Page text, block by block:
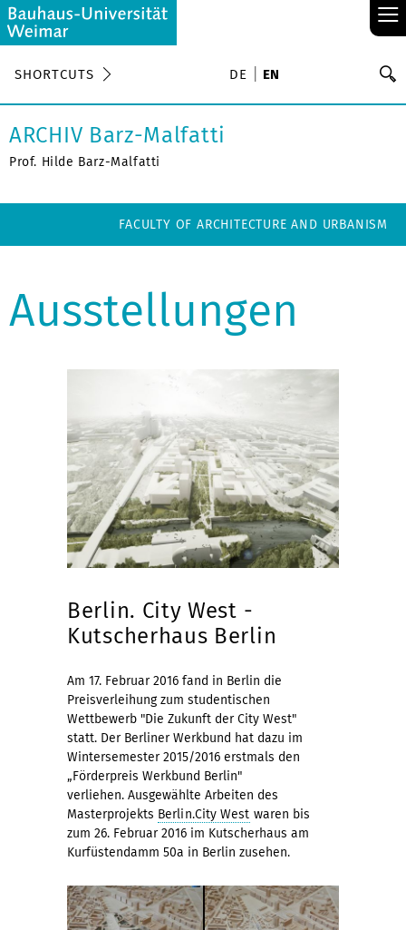
≡
SHORTCUTS DE EN
ARCHIV Barz-Malfatti
Prof. Hilde Barz-Malfatti
FACULTY OF ARCHITECTURE AND URBANISM
Ausstellungen
Berlin. City West -
Kutscherhaus Berlin
Am 17. Februar 2016 fand in Berlin die
Preisverleihung zum studentischen
Wettbewerb "Die Zukunft der City West"
statt. Der Berliner Werkbund hat dazu im
Wintersemester 2015/2016 erstmals den
„Förderpreis Werkbund Berlin"
verliehen. Ausgewählte Arbeiten des
Masterprojekts Berlin.City West waren bis
zum 26. Februar 2016 im Kutscherhaus am
Kurfüstendamm 50a in Berlin zusehen.